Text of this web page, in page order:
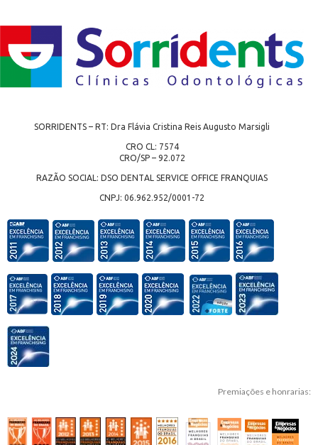
SORRIDENTS – RT: Dra Flávia Cristina Reis Augusto Marsigli
CRO CL: 7574
CRO/SP – 92.072
RAZÃO SOCIAL: DSO DENTAL SERVICE OFFICE FRANQUIAS
CNPJ: 06.962.952/0001-72
Premiações e honrarias: